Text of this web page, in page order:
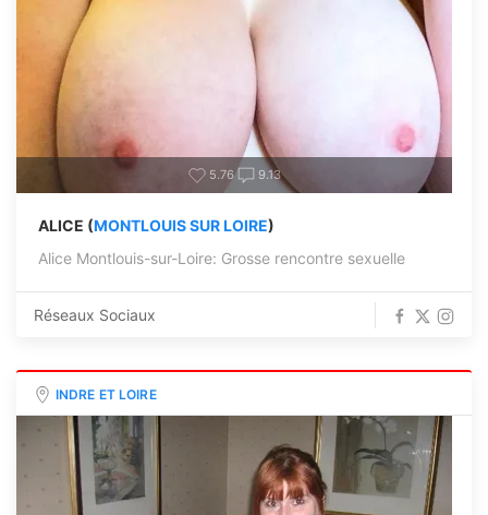
5.76 9.13
ALICE (MONTLOUIS SUR LOIRE)
Alice Montlouis-sur-Loire: Grosse rencontre sexuelle
Réseaux Sociaux
INDRE ET LOIRE